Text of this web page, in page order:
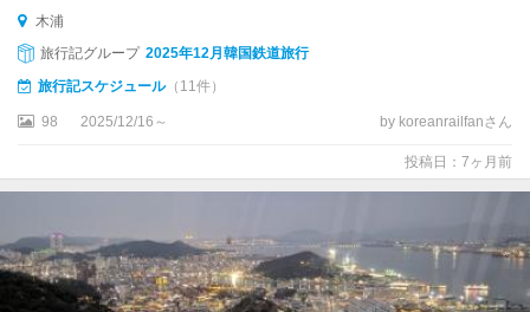
大
邱
天
安
密
木浦
旅行記グループ 2025年12月韓国鉄道旅行
旅行記スケジュール（11件）
98 2025/12/16～ by koreanrailfanさん
投稿日：7ヶ月前